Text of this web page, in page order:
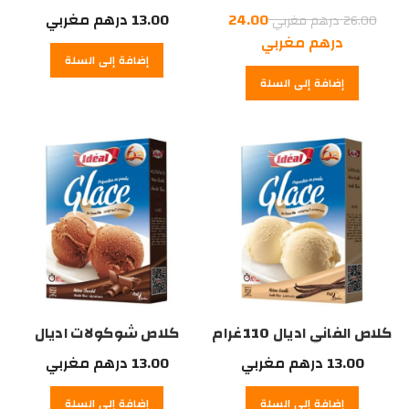
26.00درهم مغربيالسعر
الأصلي
هو:
26.00
24.00
درهم مغربي
الحالي
هو:
مغربي.
إضافة إلى السلة
13.00 درهم مغربي
إضافة إلى السلة
كلاص الفاني اديال 110غرام
13.00 درهم مغربي
إضافة إلى السلة
كلاص شوكولات اديال
110غرام13.00 درهم مغربي
إضافة إلى السلة